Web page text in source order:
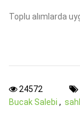
Toplu alımlarda
24572
Bucak Salebi ,